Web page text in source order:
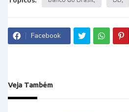
Facebook
Veja Também